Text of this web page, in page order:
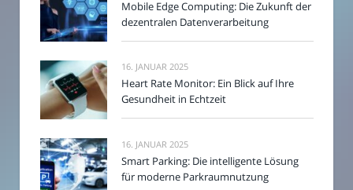
Mobile Edge Computing: Die Zukunft der
dezentralen Datenverarbeitung
16. JANUAR 2025
Heart Rate Monitor: Ein Blick auf Ihre
Gesundheit in Echtzeit
16. JANUAR 2025
Smart Parking: Die intelligente Lösung
für moderne Parkraumnutzung